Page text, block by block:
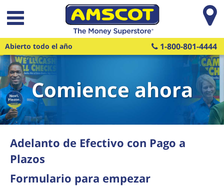
Saltar al contenido principal
Abierto todo el año 1-800-801-4444
Comience ahora
Adelanto de Efectivo con Pago a
Plazos
Formulario para empezar